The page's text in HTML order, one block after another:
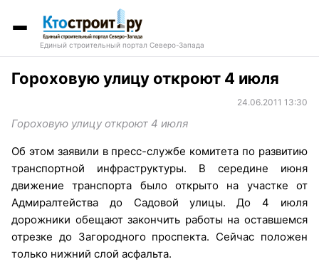
Единый строительный портал Северо-Запада
Гороховую улицу откроют 4 июля
24.06.2011 13:30
Гороховую улицу откроют 4 июля
Об этом заявили в пресс-службе комитета по развитию
транспортной инфраструктуры. В середине июня
движение транспорта было открыто на участке от
Адмиралтейства до Садовой улицы. До 4 июля
дорожники обещают закончить работы на оставшемся
отрезке до Загородного проспекта. Сейчас положен
только нижний слой асфальта.